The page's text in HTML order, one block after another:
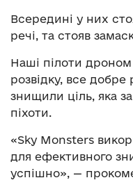
Всередині у них
речі, та стояв
Наші пілоти
розвідку, все
знищили ціль, яка
піхоти.
«Sky Monsters
для ефективного
успішно», —